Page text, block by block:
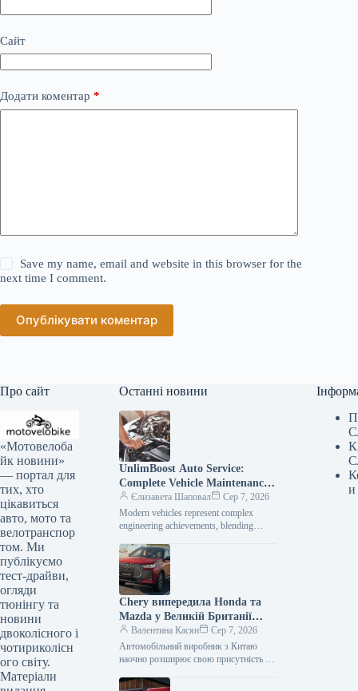
Сайт
Додати коментар *
Save my name, email and website in this browser for the
next time I comment.
Опублікувати коментар
Про сайт
«Мотовелоба
йк новини»
— портал для
тих, хто
цікавиться
авто, мото та
велотранспор
том. Ми
публікуємо
тест-драйви,
огляди
тюнінгу та
новини
двоколісного і
чотириколісн
ого світу.
Матеріали
Останні новини
UnlimBoost Auto Service:
Complete Vehicle Maintenance
& ECU Tuning
Єлизавета Шаповал
Сер 7, 2026
Modern vehicles represent complex
engineering achievements, blending
with intricate electronic management
systems. When searching for specialized
car…
Chery випередила Honda та
Mazda у Великій Британії
лише за рік після своєї появи
на ринку.
Валентина Касян
Сер 7, 2026
Автомобільний виробник з Китаю
наочно розширює свою присутність на
відсоткову частку менш ніж за 12
и